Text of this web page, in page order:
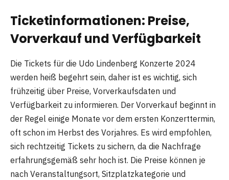
Ticketinformationen: Preise,
Vorverkauf und Verfügbarkeit
Die Tickets für die Udo Lindenberg Konzerte 2024
werden heiß begehrt sein, daher ist es wichtig, sich
frühzeitig über Preise, Vorverkaufsdaten und
Verfügbarkeit zu informieren. Der Vorverkauf beginnt in
der Regel einige Monate vor dem ersten Konzerttermin,
oft schon im Herbst des Vorjahres. Es wird empfohlen,
sich rechtzeitig Tickets zu sichern, da die Nachfrage
erfahrungsgemäß sehr hoch ist. Die Preise können je
nach Veranstaltungsort, Sitzplatzkategorie und